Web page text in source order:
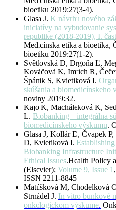
bioetiku 2019:27(3-4).
Glasa J. K návrhu nového
iniciatívy na vybudovanie
republike (2018-2019), I.
Medicínska etika a bioetika,
bioetiku 2019:27(1-2).
Světlovská D, Drgoňa Ľ,
Kováčová K, Imrich R,
Špánik S, Kvietiková I.
skúšania a biomedicínskeho
noviny 2019:32.
Kajo K, Macháleková K,
L. Biobanking – integrálna
biomedicínskeho výskumu.
Glasa J, Kollár D, Čvapek
D, Kvietiková I.
Biobanking Infrastructure
Ethical Issues.Health Policy
(Elsevier); Volume 9, Issue 1
ISSN 2211-8845
Matúšková M, Chodelková
Strnádel J. In vitro bunkové
onkologickom výskume.